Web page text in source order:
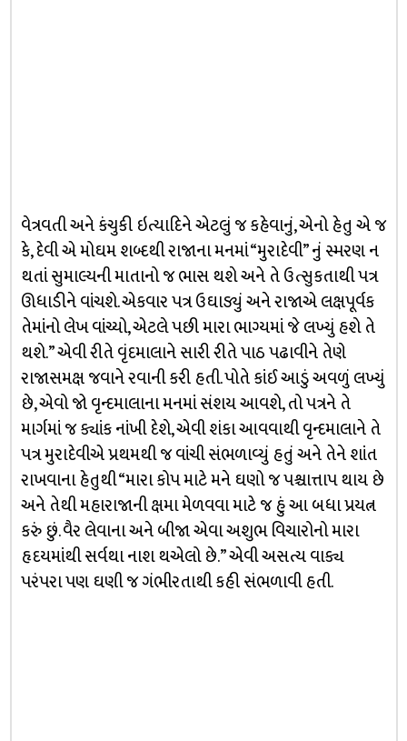
વેત્રવતી અને કંચુકી ઇત્યાદિને એટલું જ કહેવાનું, એનો હેતુ એ જ
કે, દેવી એ મોઘમ શબ્દથી રાજાના મનમાં “મુરાદેવી” નું સ્મરણ ન
થતાં સુમાલ્યની માતાનો જ ભાસ થશે અને તે ઉત્સુકતાથી પત્ર
ઊધાડીને વાંચશે. એકવાર પત્ર ઉઘાડ્યું અને રાજાએ લક્ષપૂર્વક
તેમાંનો લેખ વાંચ્યો, એટલે પછી મારા ભાગ્યમાં જે લખ્યું હશે તે
થશે.” એવી રીતે વૃંદમાલાને સારી રીતે પાઠ પઢાવીને તેણે
રાજાસમક્ષ જવાને રવાની કરી હતી. પોતે કાંઈ આડું અવળું લખ્યું
છે, એવો જો વૃન્દમાલાના મનમાં સંશય આવશે, તો પત્રને તે
માર્ગમાં જ ક્યાંક નાંખી દેશે, એવી શંકા આવવાથી વૃન્દમાલાને તે
પત્ર મુરાદેવીએ પ્રથમથી જ વાંચી સંભળાવ્યું હતું અને તેને શાંત
રાખવાના હેતુથી “મારા કોપ માટે મને ઘણો જ પશ્ચાત્તાપ થાય છે
અને તેથી મહારાજાની ક્ષમા મેળવવા માટે જ હું આ બધા પ્રયત્ન
કરું છું. વૈર લેવાના અને બીજા એવા અશુભ વિચારોનો મારા
હૃદયમાંથી સર્વથા નાશ થએલો છે.” એવી અસત્ય વાક્ય
પરંપરા પણ ઘણી જ ગંભીરતાથી કહી સંભળાવી હતી.